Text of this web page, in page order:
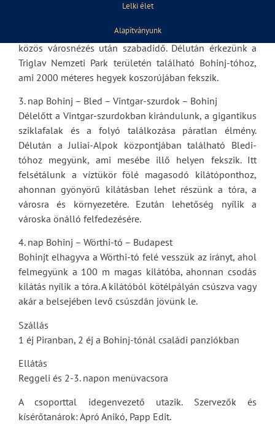
Lelki élet
Alapítványunk
Délelőtt megtekintjük Ljubljana fő nevezetességeit,
közös városnézés után szabadidő. Délután érkezünk a
Triglav Nemzeti Park területén található Bohinj-tóhoz,
ami 2000 méteres hegyek koszorújában fekszik.
3. nap Bohinj – Bled – Vintgar-szurdok – Bohinj
Délelőtt a Vintgar-szurdokban kirándulunk, a gigantikus
sziklafalak és a folyó találkozása páratlan élmény.
Délután a Juliai-Alpok központjában található Bledi-
tóhoz megyünk, ami mesébe illő helyen fekszik. Itt
felsétálunk a víztükör fölé magasodó kilátóponthoz,
ahonnan gyönyörű kilátásban lehet részünk a tóra, a
városra és környezetére. Ezután lehetőség nyílik a
városka önálló felfedezésére.
4. nap Bohinj – Wörthi-tó – Budapest
Bohinjt elhagyva a Wörthi-tó felé vesszük az irányt, ahol
felmegyünk a 100 m magas kilátóba, ahonnan csodás
kilátás nyílik a tóra. A kilátóból kötélpályán csúszva vagy
akár a belsejében levő csúszdán jövünk le.
Szállás
1 éj Piranban, 2 éj a Bohinj-tónál családi panziókban
Ellátás
Reggeli és 2-3. napon menüvacsora
A csoporttal idegenvezető utazik. Szervezők és
kísérőtanárok: Apró Anikó, Papp Edit.